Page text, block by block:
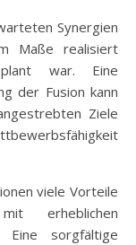
Synergien
Maße realisiert
war. Eine
der Fusion kann
Ziele
viele Vorteile
erheblichen
Eine sorgfältige